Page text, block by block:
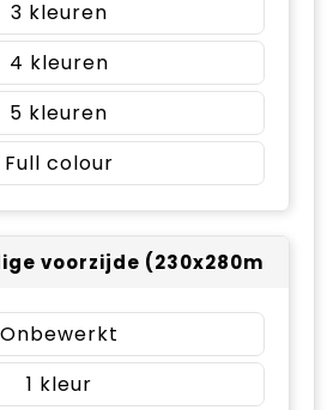
3
4
5
Full colour
voorzijde (230x280mm)
Onbewerkt
1